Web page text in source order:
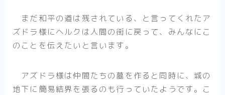
まだ和平の道は残されている、と言ってくれたア
ズドラ様にヘルクは人間の街に戻って、みんなにこ
のことを伝えたいと言います。
アズドラ様は仲間たちの墓を作ると同時に、城の
地下に簡易結界を張るのも行っていたようです。こ